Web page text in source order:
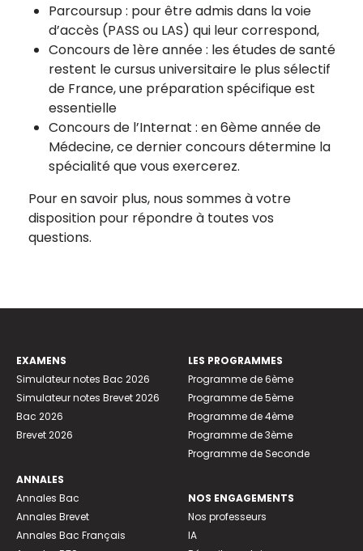
Parcoursup : pour être admis dans la voie
d’accès (PASS ou LAS) qui leur correspond,
Concours de 1ère année : les études de santé
restent le cursus universitaire le plus sélectif
de France, une préparation spécifique est
essentielle
Concours de l’Internat : en 6ème année de
Médecine, ce dernier concours détermine la
spécialité que vous exercerez.
Pour en savoir plus, nous sommes à votre
disposition pour répondre à toutes vos
questions.
EXAMENS
Simulateur notes Bac 2026
Simulateur notes Brevet 2026
Bac 2026
Brevet 2026
ANNALES
Annales Bac
Annales Brevet
Annales Bac Français
LES PROGRAMMES
Programme de 6ème
Programme de 5ème
Programme de 4ème
Programme de 3ème
Programme de Seconde
NOS ENGAGEMENTS
Nos professeurs
IA